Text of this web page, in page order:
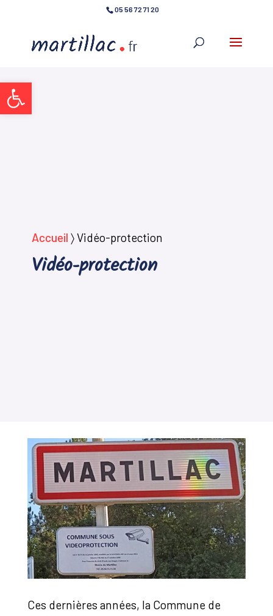
Ouvrir la barre d’outils
05 56 72 71 20
Accueil 〉Vidéo-protection
Vidéo-protection
Ces dernières années, la Commune de